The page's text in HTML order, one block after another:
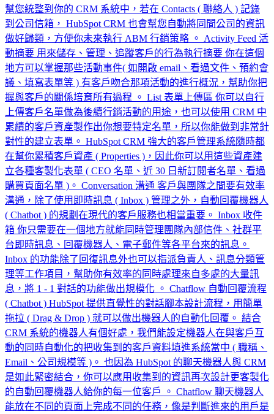
幫您統整到你的 CRM 系統中，若在 Contacts ( 聯絡人 ) 記錄
到公司信箱， HubSpot CRM 也會幫您自動將同間公司的資訊
做好歸類，方便你未來執行 ABM 行銷策略 。 Activity Feed 活
動摘要 用來儲存、管理、追蹤客戶的行為執行摘要 你在這個
地方可以掌握那些活動事件( 如開啟 email、看過文件、預約會
議、填寫表單等 ) 有客戶吻合那項活動的進行概況，幫助你把
握與客戶的關係培育所有過程 。 List 表單上傳區 你可以自行
上傳客戶名單做為後續行銷活動的用途，也可以使用 CRM 中
累績的客戶資產製作出你想要特定名單，所以你能做到非常針
對性的建立表單。 HubSpot CRM 強大的客戶管理系統隨時都
在幫你累積客戶資產 ( Properties )，因此你可以用這些資產建
立各種客製化表單 ( CEO 名單、近 30 日新訂閱者名單、看過
購買頁面名單 )。 Conversation 溝通 客戶與團隊之間要有效率
溝通，除了使用即時訊息 ( Inbox ) 管理之外，自動回覆機器人
( Chatbot ) 的規劃在現代的客戶服務也相當重要。 Inbox 收件
箱 你只需要在一個地方就能同時管理團隊內部信件、社群平
台即時訊息、回覆機器人、電子郵件等各平台來的訊息。
Inbox 的功能除了回復訊息外也可以指派負責人、訊息分類管
理等工作項目，幫助你有效率的同時處理來自多處的大量訊
息，將 1 - 1 對話的功能做出規模化 。 Chatflow 自動回覆流程
( Chatbot ) HubSpot 提供直覺性的對話腳本設計流程，用簡單
拖拉 ( Drag & Drop ) 就可以做出機器人的自動化回覆。 結合
CRM 系統的機器人有個好處，我們能設定機器人在與客戶互
動的同時自動化的把收集到的客戶資料填進系統當中 ( 職稱、
Email、公司規模等 )。 也因為 HubSpot 的聊天機器人與 CRM
是如此緊密結合，你可以應用收集到的資訊再次設計更客製化
的自動回覆機器人給你的每一位客戶 。 Chatflow 聊天機器人
能放在不同的頁面上完成不同的任務，像是判斷進來的用戶是